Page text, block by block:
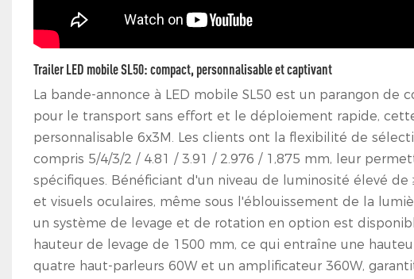
Trailer LED mobile SL50: compact, personnalisable et captivant
La bande-annonce à LED mobile SL50 est un parangon
pour le transport sans effort et le déploiement rapide,
personnalisable 6x3M. Les clients ont la flexibilité de
compris 5/4/3/2 / 4.81 / 3.91 / 2.976 / 1,875 mm, leur
spécifiques. Bénéficiant d'un niveau de luminosité élevé
et visuels oculaires, même sous l'éblouissement de la
un système de levage et de rotation en option est
hauteur de levage de 1500 mm, ce qui entraîne une
quatre haut-parleurs 60W et un amplificateur 360W,